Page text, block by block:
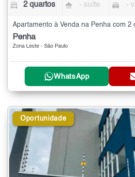
2 quartos - suíte -
Apartamento à Venda na Penha com 2
Penha
Zona Leste - São Paulo
WhatsApp
Oportunidade